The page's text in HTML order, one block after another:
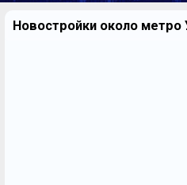
Новостройки около метро